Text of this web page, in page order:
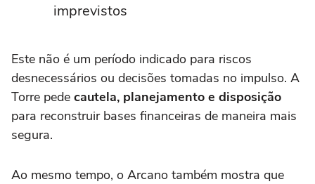
imprevistos
Este não é um período indicado para riscos
desnecessários ou decisões tomadas no impulso. A
Torre pede cautela, planejamento e disposição
para reconstruir bases financeiras de maneira mais
segura.
Ao mesmo tempo, o Arcano também mostra que